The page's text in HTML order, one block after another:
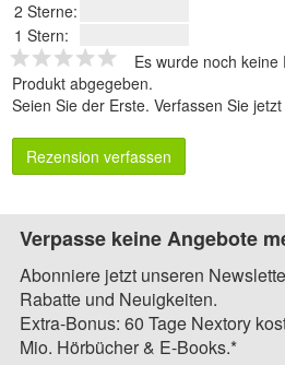
2 Sterne:
1 Stern:
Es wurde noch
Produkt abgegeben.
Seien Sie der Erste. Verfassen Sie
Rezension verfassen
Verpasse keine Angebote
Abonniere jetzt unseren
Rabatte und Neuigkeiten.
Extra-Bonus: 60 Tage Nextory
Mio. Hörbücher & E-Books.*